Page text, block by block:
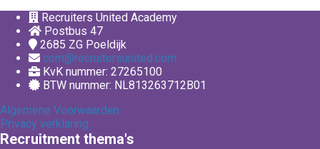
Recruiters United Academy
Postbus 47
2685 ZG Poeldijk
com@recruitersunited.com
KvK nummer: 27265100
BTW nummer: NL813263712B01
Algemene Voorwaarden
Privacy verklaring
Recruitment thema's